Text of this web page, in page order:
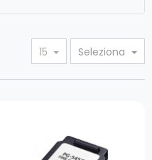
15 Seleziona